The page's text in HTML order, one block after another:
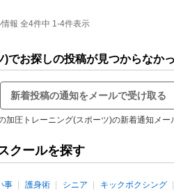
報 全4件中 1-4件表示
でお探しの投稿が見つからなか
新着投稿の通知をメールで受け取る
加圧トレーニング(スポーツ)の新着通知メー
クールを探す
事 護身術 シニア キックボクシング